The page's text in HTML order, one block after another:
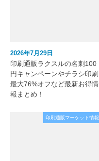
2026年7月29日
印刷通販ラクスルの名刺100
円キャンペーンやチラシ印刷
最大76%オフなど最新お得情
報まとめ！
印刷通販マーケット情報